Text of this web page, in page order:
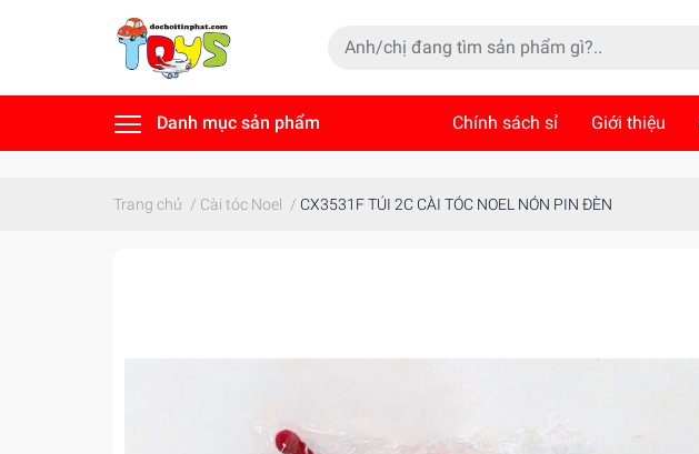
Danh mục sản phẩm Chính sách sỉ Giới thiệu
Trang chủ / Cài tóc Noel / CX3531F TÚI 2C CÀI TÓC NOEL NÓN PIN ĐÈN